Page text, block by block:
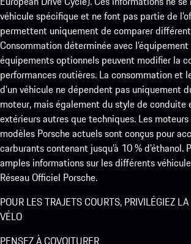
véhicule spécifique et ne font pas partie de
permettent uniquement de comparer
Consommation déterminée avec
équipements optionnels peuvent modifier la
performances routières. La consommation et
d’un véhicule ne dépendent pas uniquement
moteur, mais également du style de conduite
extérieurs autres que techniques. Les
modèles Porsche actuels sont conçus pour
carburants contenant jusqu’à 10 % d’éthanol.
amples informations sur les différents
Réseau Officiel Porsche.
POUR LES TRAJETS COURTS, PRIVILÉGIEZ
VÉLO
PENSEZ À COVOITURER